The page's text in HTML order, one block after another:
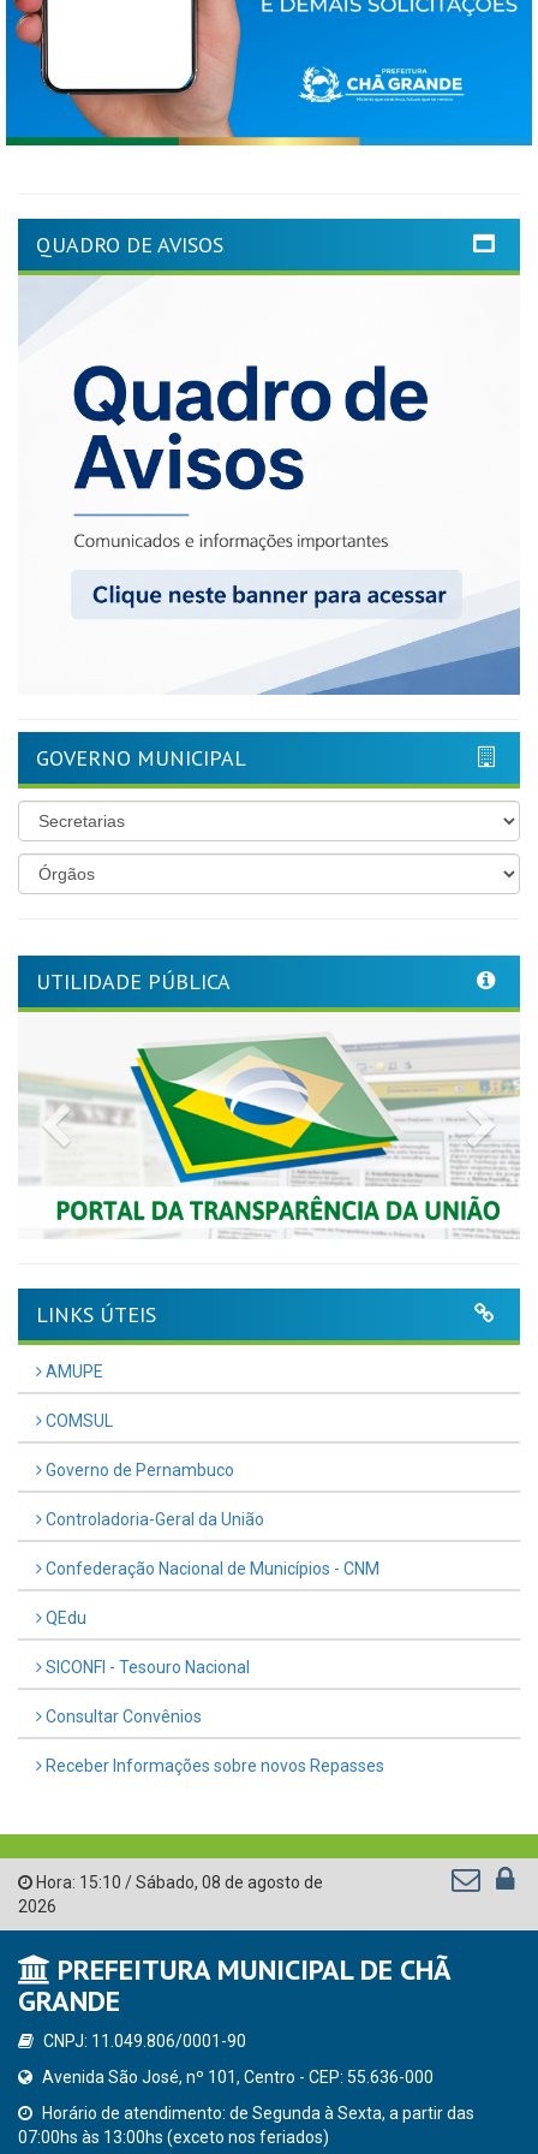
QUADRO DE AVISOS
GOVERNO MUNICIPAL
UTILIDADE PÚBLICA
Previous
LINKS ÚTEIS
AMUPE
COMSUL
Governo de Pernambuco
Controladoria-Geral da União
Confederação Nacional de Municípios - CNM
QEdu
SICONFI - Tesouro Nacional
Consultar Convênios
Receber Informações sobre novos Repasses
Hora: 15:10 /Sábado, 08 de agosto de
2026
PREFEITURA MUNICIPAL DE CHÃ
GRANDE
CNPJ: 11.049.806/0001-90
Avenida São José, nº 101, Centro - CEP: 55.636-000
Horário de atendimento: de Segunda à Sexta, a partir das
07:00hs às 13:00hs (exceto nos feriados)